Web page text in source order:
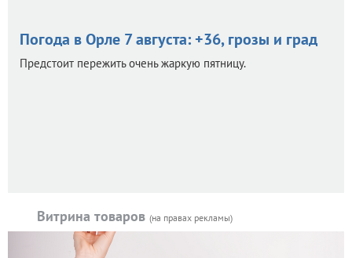
Погода в Орле 7 августа: +36, грозы и град
Предстоит пережить очень жаркую пятницу.
Витрина товаров (на правах рекламы)